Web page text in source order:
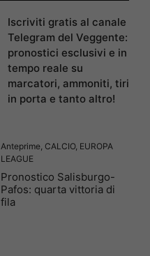
Iscriviti gratis al canale
Telegram del Veggente:
pronostici esclusivi e in
tempo reale su
marcatori, ammoniti, tiri
in porta e tanto altro!
Anteprime, CALCIO, EUROPA
LEAGUE
Pronostico Salisburgo-
Pafos: quarta vittoria di
fila